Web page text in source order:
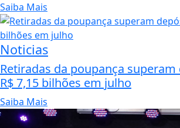
Saiba Mais
Noticias
Retiradas da poupança
R$ 7,15 bilhões em julho
Saiba Mais